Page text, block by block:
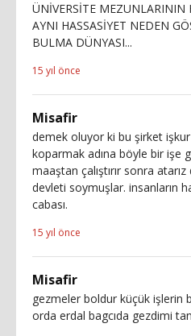
ÜNİVERSİTE MEZUNLARININ
AYNI HASSASİYET NEDEN
BULMA DÜNYASI...
15 yıl önce
Misafir
demek oluyor ki bu şirket işkur
koparmak adına böyle bir işe
maaştan çalıştırır sonra
devleti soymuşlar. insanların
cabası.
15 yıl önce
Misafir
gezmeler boldur küçük işlerin
orda erdal bagcıda gezdimi